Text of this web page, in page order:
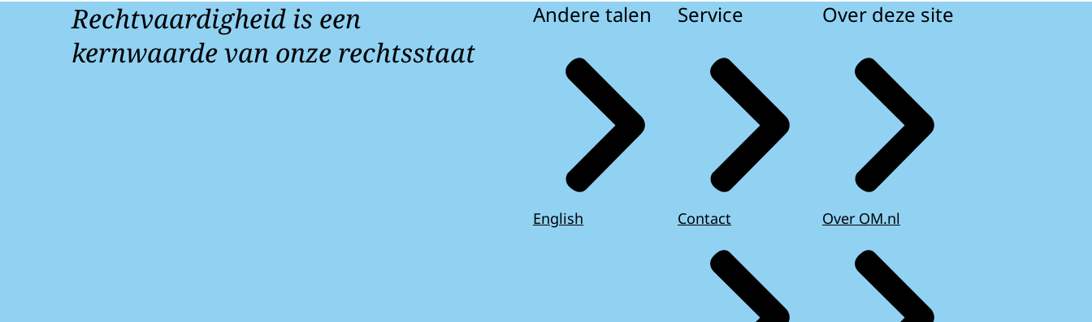
Rechtvaardigheid is een
kernwaarde van onze rechtsstaat
Andere talen
English
Service
Contact
Over deze site
Over OM.nl